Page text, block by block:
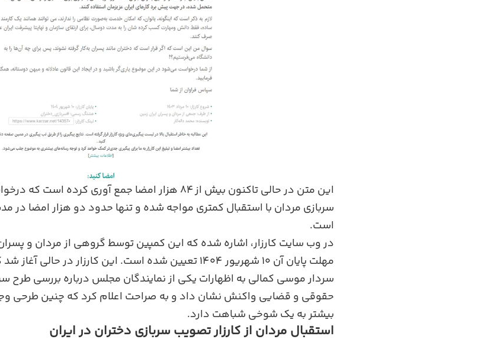
این متن در حالی تاکنون بیش از 84 هزار امضا جمع‌ آوری
سربازی مردان با استقبال کمتری مواجه شده و تنها حدود دو هزار امضا در
است.
در وب‌ سایت کارزار، اشاره شده که این کمپین توسط گروهی از مردان و پسران
سردار موسی کمالی به اظهارات یکی از نمایندگان مجلس درباره بررسی طرح
حقوقی و قضایی واکنش نشان داد و به ‌صراحت اعلام کرد که چنین طرحی
بیشتر به یک شوخی شباهت دارد.
استقبال مردان از کارزار تصویب سربازی دختران در ایران